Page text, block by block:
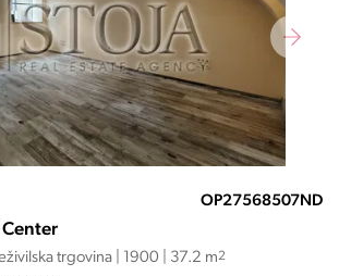
OP27568507ND
Center
trgovina | 1900 | 37.2 m2